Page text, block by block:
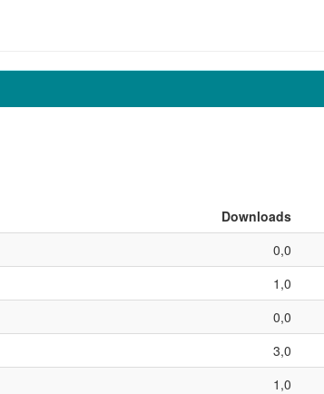
Downloads
0,0
1,0
0,0
3,0
1,0